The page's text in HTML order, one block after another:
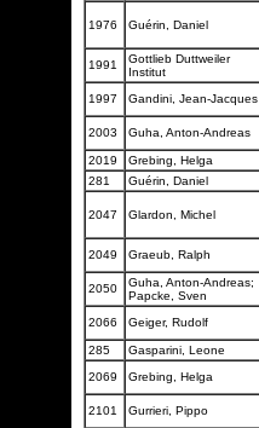
1976 Guérin, Daniel
1991
Gottlieb Duttweiler
Institut
1997 Gandini, Jean-Jacques
2003 Guha, Anton-Andreas
2019 Grebing, Helga
281
Guérin, Daniel
2047 Glardon, Michel
2049 Graeub, Ralph
2050
Guha, Anton-Andreas;
Papcke, Sven
2066 Geiger, Rudolf
285 Gasparini, Leone
2069
Grebing, Helga
2101 Gurrieri, Pippo